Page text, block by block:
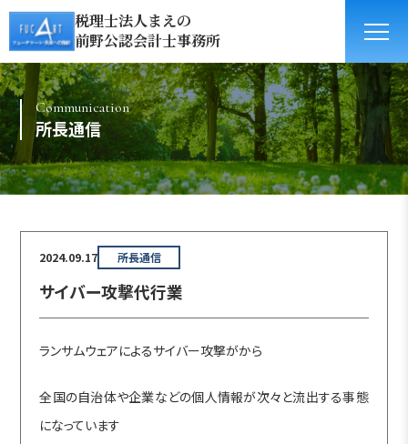
税理士法人まえの
前野公認会計士事務所
Communication
所長通信
2024.09.17 所長通信
サイバー攻撃代行業
ランサムウェアによるサイバー攻撃がから
全国の自治体や企業などの個人情報が次々と流出する事態
になっています